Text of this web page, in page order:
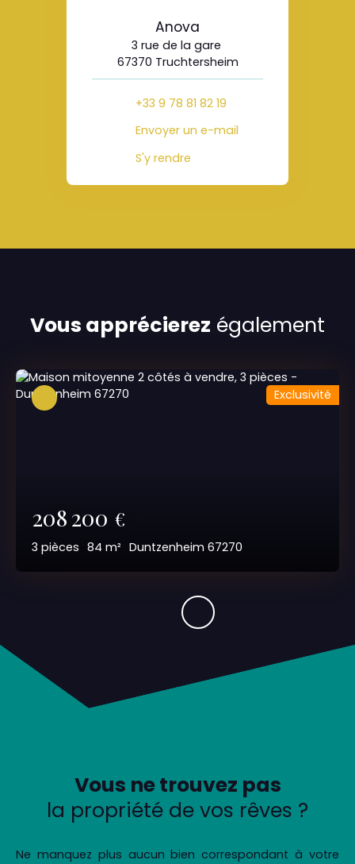
Anova
3 rue de la gare
67370 Truchtersheim
+33 9 78 81 82 19
Envoyer un e-mail
S'y rendre
Vous apprécierez également
208 200 €
3 pièces 84 m² Duntzenheim 67270
Exclusivité
Vous ne trouvez pas
la propriété de vos rêves ?
Ne manquez plus aucun bien correspondant à votre